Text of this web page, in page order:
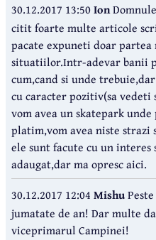
30.12.2017 13:50Ion
citit foarte multe articole
pacate expuneti doar
situatiilor.Intr-adevar banii
cum,cand si unde
cu caracter pozitiv(sa
vom avea un skatepark
platim,vom avea niste
ele sunt facute cu un
adaugat,dar ma opresc aici.
30.12.2017 12:04 Mishu
jumatate de an! Dar multe
viceprimarul Campinei!